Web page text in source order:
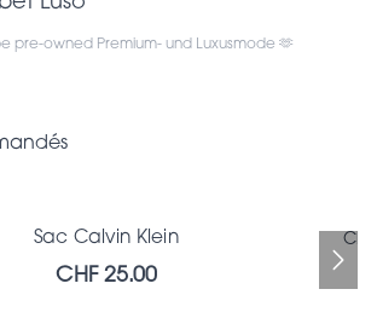
pre-owned Premium- und Luxusmode 🫶
KleinSac Calvin Klein
CHF 25.00
Gatsby Tasche
CHF 290.00